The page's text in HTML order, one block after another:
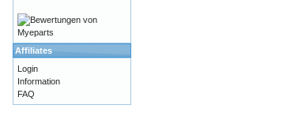
Affiliates
Login
Information
FAQ